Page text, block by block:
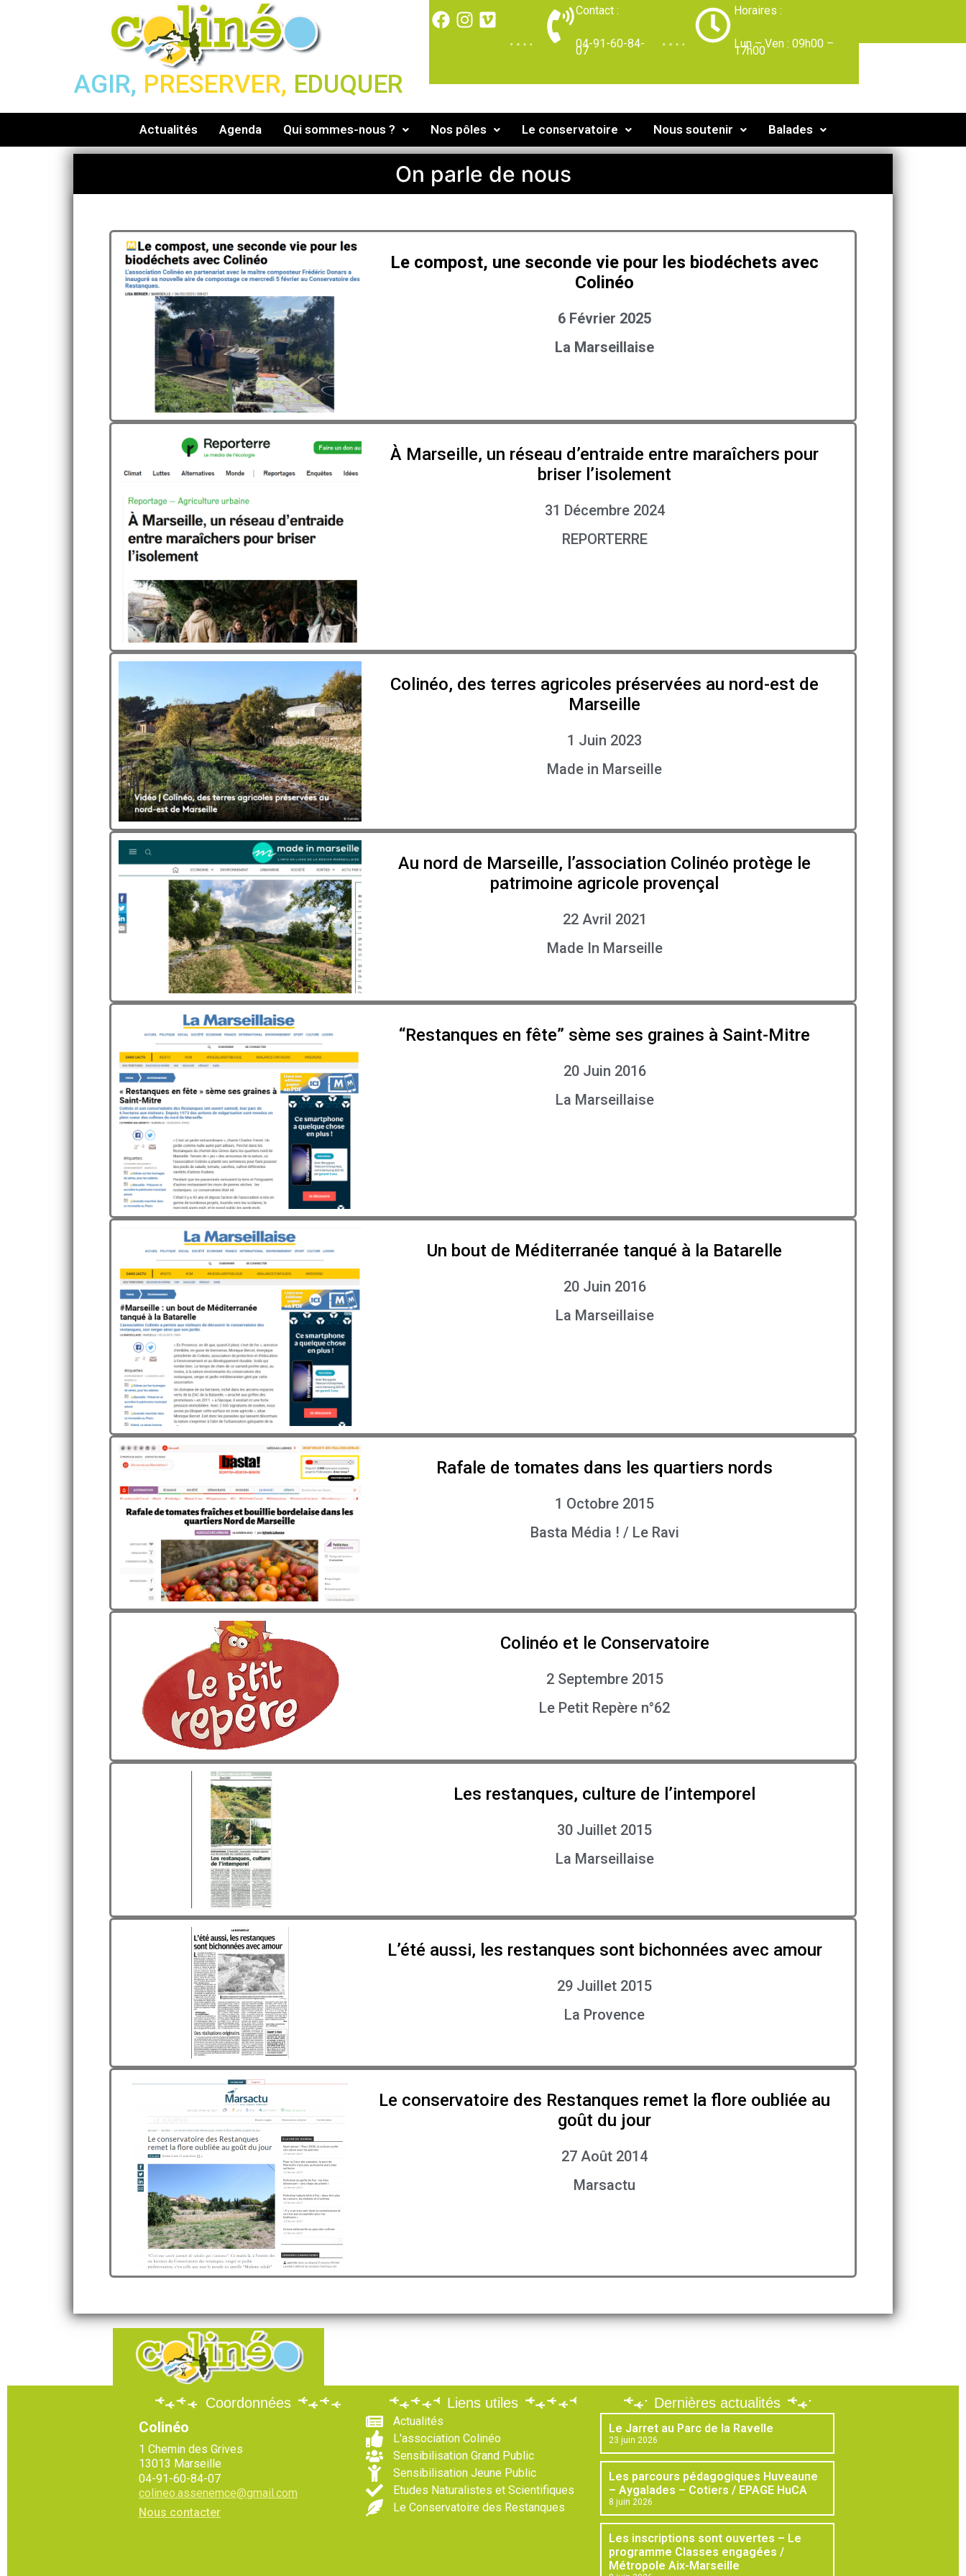
Contact :
04-91-60-84-
07
Horaires :
Lun – Ven : 09h00 –
17h00
AGIR, PRESERVER, EDUQUER
Actualités Agenda Qui sommes-nous ? Nos pôles Le conservatoire Nous soutenir Balades
On parle de nous
Le compost, une seconde vie pour les biodéchets avec
Colinéo
6 Février 2025
La Marseillaise
À Marseille, un réseau d’entraide entre maraîchers pour
briser l’isolement
31 Décembre 2024
REPORTERRE
Colinéo, des terres agricoles préservées au nord-est de
Marseille
1 Juin 2023
Made in Marseille
Au nord de Marseille, l’association Colinéo protège le
patrimoine agricole provençal
22 Avril 2021
Made In Marseille
“Restanques en fête” sème ses graines à Saint-Mitre
20 Juin 2016
La Marseillaise
Un bout de Méditerranée tanqué à la Batarelle
20 Juin 2016
La Marseillaise
Rafale de tomates dans les quartiers nords
1 Octobre 2015
Basta Média ! / Le Ravi
Colinéo et le Conservatoire
2 Septembre 2015
Le Petit Repère n°62
Les restanques, culture de l’intemporel
30 Juillet 2015
La Marseillaise
L’été aussi, les restanques sont bichonnées avec amour
29 Juillet 2015
La Provence
Le conservatoire des Restanques remet la flore oubliée au
goût du jour
27 Août 2014
Marsactu
Coordonnées
Colinéo
1 Chemin des Grives
13013 Marseille
04-91-60-84-07
colineo.assenemce@gmail.com
Nous contacter
Liens utiles
Actualités
L'association Colinéo
Sensibilisation Grand Public
Sensibilisation Jeune Public
Etudes Naturalistes et Scientifiques
Le Conservatoire des Restanques
Dernières actualités
Le Jarret au Parc de la Ravelle
23 juin 2026
Les parcours pédagogiques Huveaune
– Aygalades – Cotiers / EPAGE HuCA
8 juin 2026
Les inscriptions sont ouvertes – Le
programme Classes engagées /
Métropole Aix-Marseille